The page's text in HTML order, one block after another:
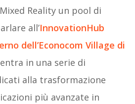
Reality un pool di
all’InnovationHub
dell’Econocom Village di
in una serie di
alla trasformazione
più avanzate in